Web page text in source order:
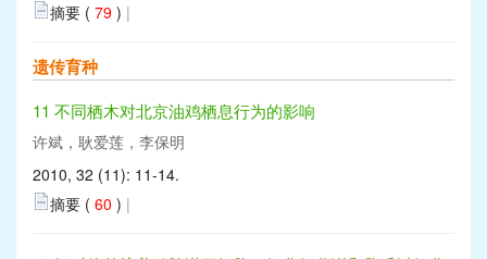
摘要 ( 79 ) |
遗传育种
11 不同栖木对北京油鸡栖息行为的影响
许斌，耿爱莲，李保明
2010, 32 (11): 11-14.
摘要 ( 60 ) |